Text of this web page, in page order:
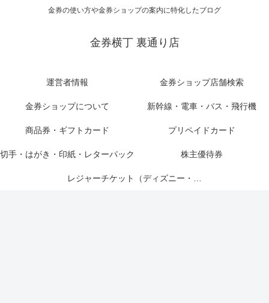
金券の使い方や金券ショップの案内に特化したブログ
金券横丁 裏通り店
運営者情報 金券ショップ店舗検索
金券ショップについて 新幹線・電車・バス・飛行機
商品券・ギフトカード プリペイドカード
切手・はがき・印紙・レターパック 株主優待券
レジャーチケット（ディズニー・USJ他）